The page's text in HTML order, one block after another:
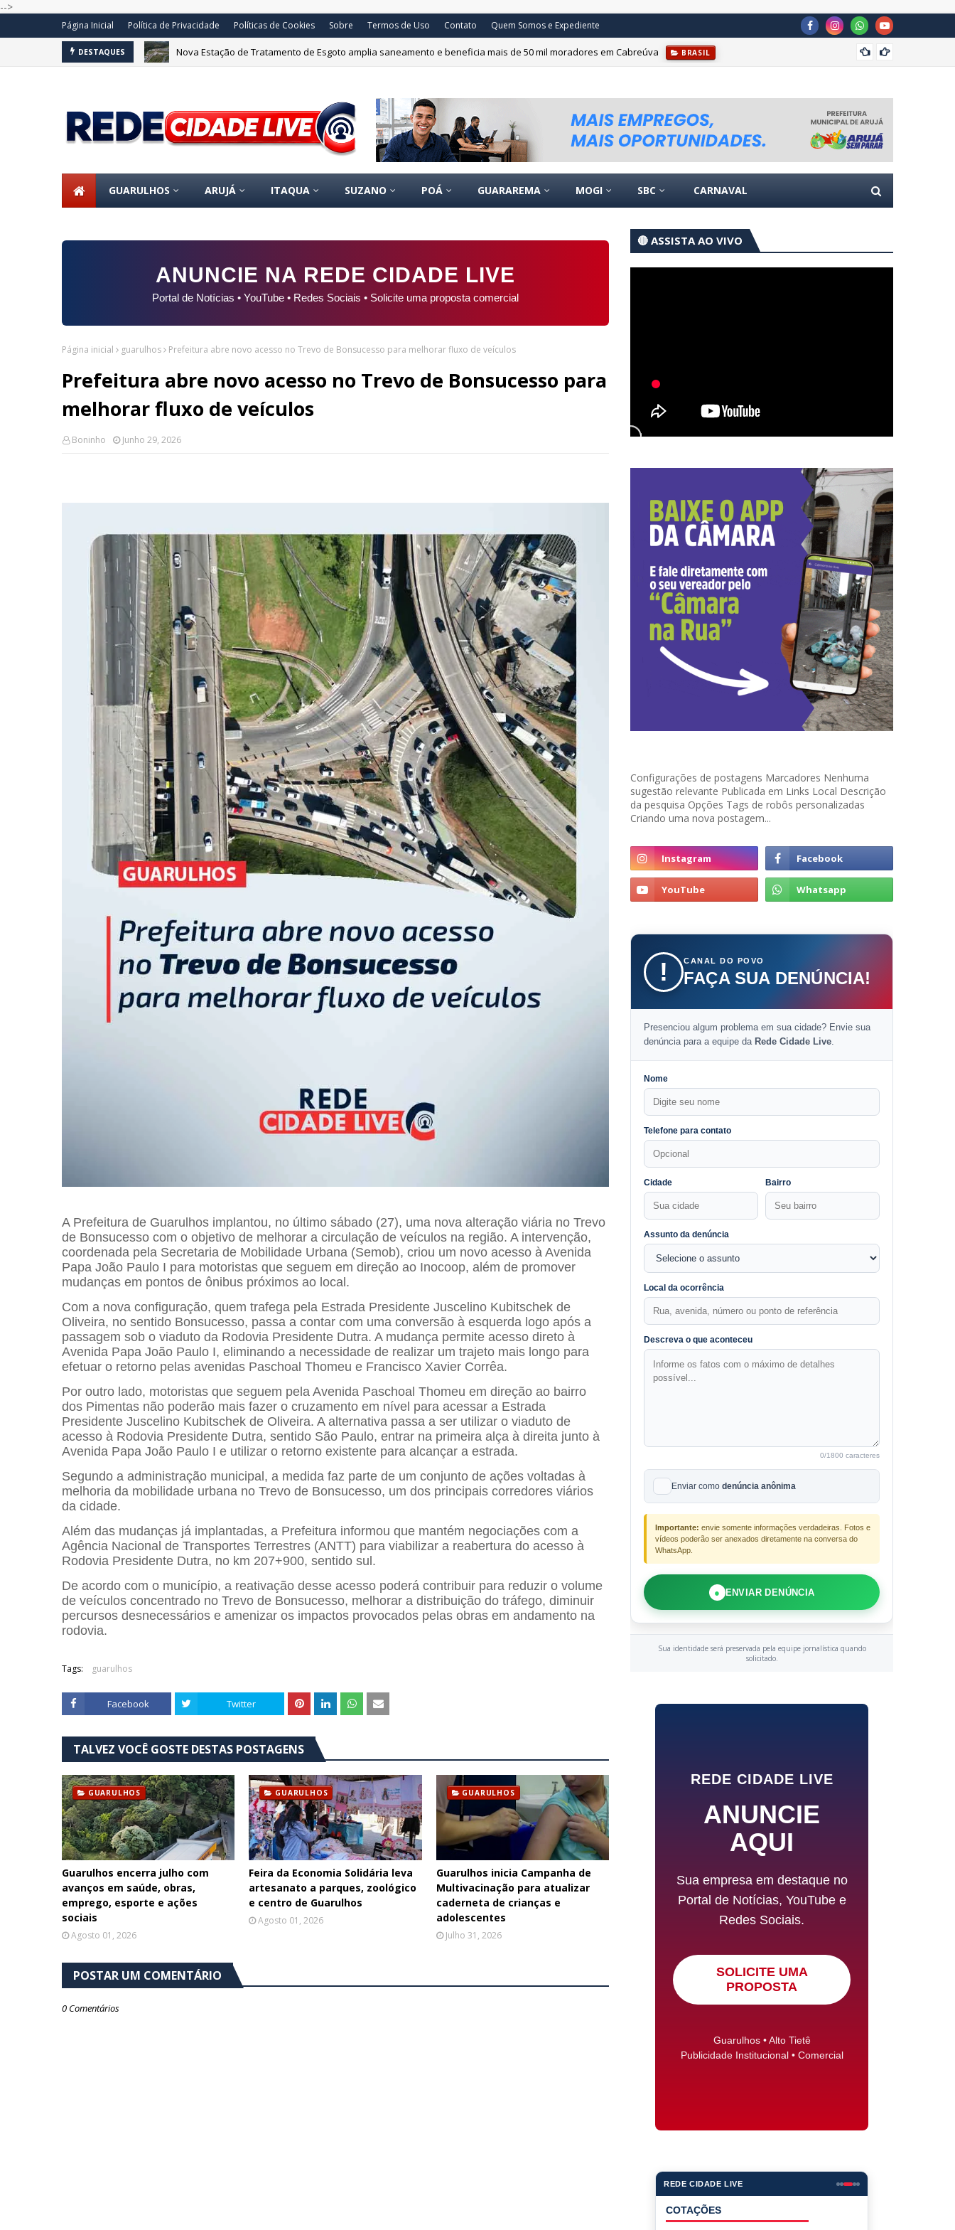
-->
Página Inicial Política de Privacidade Políticas de Cookies Sobre Termos de Uso Contato Quem Somos e Expediente
DESTAQUES Nova Estação de Tratamento de Esgoto amplia saneamento e beneficia mais de 50 mil moradores em Cabreúva BRASIL
GUARULHOS ARUJÁ ITAQUA SUZANO POÁ GUARAREMA MOGI SBC CARNAVAL
ANUNCIE NA REDE CIDADE LIVE
Portal de Notícias • YouTube • Redes Sociais • Solicite uma proposta comercial
Página inicial guarulhos Prefeitura abre novo acesso no Trevo de Bonsucesso para melhorar fluxo de veículos
Prefeitura abre novo acesso no Trevo de Bonsucesso para
melhorar fluxo de veículos
Boninho Junho 29, 2026
A Prefeitura de Guarulhos implantou, no último sábado (27), uma nova alteração viária no Trevo
de Bonsucesso com o objetivo de melhorar a circulação de veículos na região. A intervenção,
coordenada pela Secretaria de Mobilidade Urbana (Semob), criou um novo acesso à Avenida
Papa João Paulo I para motoristas que seguem em direção ao Inocoop, além de promover
mudanças em pontos de ônibus próximos ao local.
Com a nova configuração, quem trafega pela Estrada Presidente Juscelino Kubitschek de
Oliveira, no sentido Bonsucesso, passa a contar com uma conversão à esquerda logo após a
passagem sob o viaduto da Rodovia Presidente Dutra. A mudança permite acesso direto à
Avenida Papa João Paulo I, eliminando a necessidade de realizar um trajeto mais longo para
efetuar o retorno pelas avenidas Paschoal Thomeu e Francisco Xavier Corrêa.
Por outro lado, motoristas que seguem pela Avenida Paschoal Thomeu em direção ao bairro
dos Pimentas não poderão mais fazer o cruzamento em nível para acessar a Estrada
Presidente Juscelino Kubitschek de Oliveira. A alternativa passa a ser utilizar o viaduto de
acesso à Rodovia Presidente Dutra, sentido São Paulo, entrar na primeira alça à direita junto à
Avenida Papa João Paulo I e utilizar o retorno existente para alcançar a estrada.
Segundo a administração municipal, a medida faz parte de um conjunto de ações voltadas à
melhoria da mobilidade urbana no Trevo de Bonsucesso, um dos principais corredores viários
da cidade.
Além das mudanças já implantadas, a Prefeitura informou que mantém negociações com a
Agência Nacional de Transportes Terrestres (ANTT) para viabilizar a reabertura do acesso à
Rodovia Presidente Dutra, no km 207+900, sentido sul.
De acordo com o município, a reativação desse acesso poderá contribuir para reduzir o volume
de veículos concentrado no Trevo de Bonsucesso, melhorar a distribuição do tráfego, diminuir
percursos desnecessários e amenizar os impactos provocados pelas obras em andamento na
rodovia.
Tags: guarulhos
Facebook Twitter
TALVEZ VOCÊ GOSTE DESTAS POSTAGENS
GUARULHOS
Guarulhos encerra julho com
avanços em saúde, obras,
emprego, esporte e ações
sociais
Agosto 01, 2026
GUARULHOS
Feira da Economia Solidária leva
artesanato a parques, zoológico
e centro de Guarulhos
Agosto 01, 2026
GUARULHOS
Guarulhos inicia Campanha de
Multivacinação para atualizar
caderneta de crianças e
adolescentes
Julho 31, 2026
POSTAR UM COMENTÁRIO
0 Comentários
🔴 ASSISTA AO VIVO
Configurações de postagens Marcadores Nenhuma
sugestão relevante Publicada em Links Local Descrição
da pesquisa Opções Tags de robôs personalizadas
Criando uma nova postagem...
! CANAL DO POVO
FAÇA SUA DENÚNCIA!
Presenciou algum problema em sua cidade? Envie sua
denúncia para a equipe da Rede Cidade Live.
Nome
Telefone para contato
Cidade Bairro
Assunto da denúncia
Local da ocorrência
Descreva o que aconteceu
0/1800 caracteres
Enviar como denúncia anônima
Importante: envie somente informações verdadeiras. Fotos e
vídeos poderão ser anexados diretamente na conversa do
WhatsApp.
● ENVIAR DENÚNCIA
Sua identidade será preservada pela equipe jornalística quando
solicitado.
REDE CIDADE LIVE
ANUNCIE
AQUI
Sua empresa em destaque no
Portal de Notícias, YouTube e
Redes Sociais.
SOLICITE UMA
PROPOSTA
Guarulhos • Alto Tietê
Publicidade Institucional • Comercial
REDE CIDADE LIVE
COTAÇÕES